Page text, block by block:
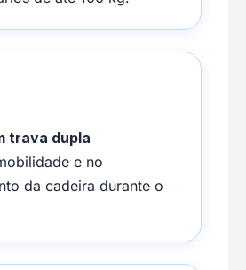
trava dupla
e no
da cadeira durante o